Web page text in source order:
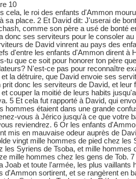
10
cela, le roi des enfants d'Ammon
sa place. 2 Et David dit: J'userai de
comme son père a usé de bonté
donc ses serviteurs pour le consoler
de David vinrent au pays des
d'entre les enfants d'Ammon dirent à
tu que ce soit pour honorer ton père
N'est-ce pas pour reconnaître
et la détruire, que David envoie ses
prit donc les serviteurs de David, et leur
et couper la moitié de leurs habits
5 Et cela fut rapporté à David, qui
hommes étaient dans une grande
vous à Jérico jusqu'à ce que votre
reviendrez. 6 Or les enfants
mis en mauvaise odeur auprès de
vingt mille hommes de pied chez les
les Syriens de Tsoba, et mille hommes
mille hommes chez les gens de Tob.
Joab et toute l'armée, les plus vaillants
d'Ammon sortirent, et se rangèrent en